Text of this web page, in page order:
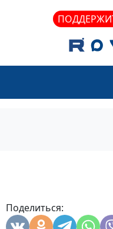
Поделиться:
Сергей Никулин,
священнослужитель
Мария Мараханова,
Валерий Малышев,
Мария Мараханова,
Мария Мараханова,
Сергей Никулин,